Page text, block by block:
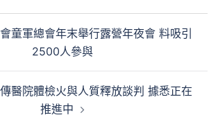
童軍總會年末舉行露營年夜會 料吸引
2500人參與
醫院體檢火與人質釋放談判 據悉正在
推進中